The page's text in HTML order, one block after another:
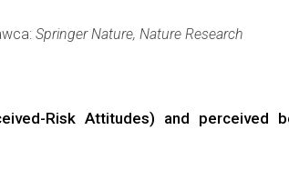
Springer Nature, Nature Research
Risk Attitudes) and perceived